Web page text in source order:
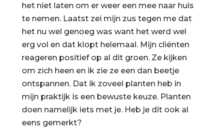
het niet laten om er weer een mee naar huis
te nemen. Laatst zei mijn zus tegen me dat
het nu wel genoeg was want het werd wel
erg vol en dat klopt helemaal. Mijn cliënten
reageren positief op al dit groen. Ze kijken
om zich heen en ik zie ze een dan beetje
ontspannen. Dat ik zoveel planten heb in
mijn praktijk is een bewuste keuze. Planten
doen namelijk iets met je. Heb je dit ook al
eens gemerkt?